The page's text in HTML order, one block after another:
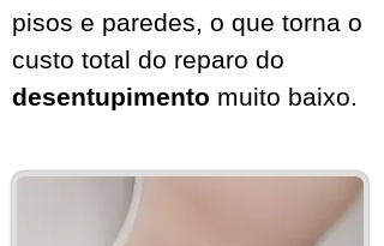
pisos e paredes, o que torna o
custo total do reparo do
desentupimento muito baixo.